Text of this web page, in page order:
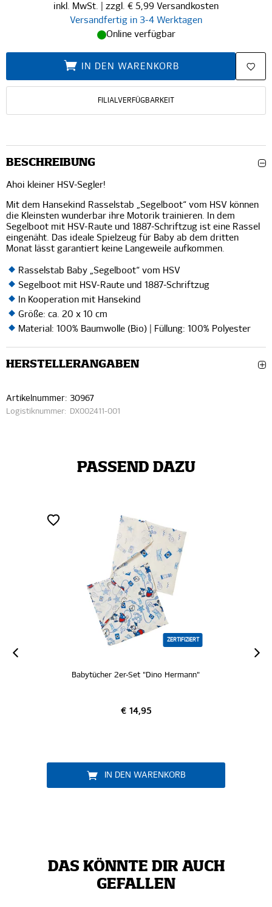
inkl. MwSt. | zzgl. € 5,99 Versandkosten
Versandfertig in 3-4 Werktagen
Online verfügbar
IN DEN WARENKORB
FILIALVERFÜGBARKEIT
BESCHREIBUNG
Ahoi kleiner HSV-Segler!
Mit dem Hansekind Rasselstab „Segelboot“ vom HSV können
die Kleinsten wunderbar ihre Motorik trainieren. In dem
Segelboot mit HSV-Raute und 1887-Schriftzug ist eine Rassel
eingenäht. Das ideale Spielzeug für Baby ab dem dritten
Monat lässt garantiert keine Langeweile aufkommen.
Rasselstab Baby „Segelboot“ vom HSV
Segelboot mit HSV-Raute und 1887-Schriftzug
In Kooperation mit Hansekind
Größe: ca. 20 x 10 cm
Material: 100% Baumwolle (Bio) | Füllung: 100% Polyester
HERSTELLERANGABEN
Artikelnummer: 30967
Logistiknummer: DX002411-001
PASSEND DAZU
ZERTIFIZIERT
Babytücher 2er-Set "Dino Hermann"
€ 14,95
IN DEN WARENKORB
DAS KÖNNTE DIR AUCH
GEFALLEN